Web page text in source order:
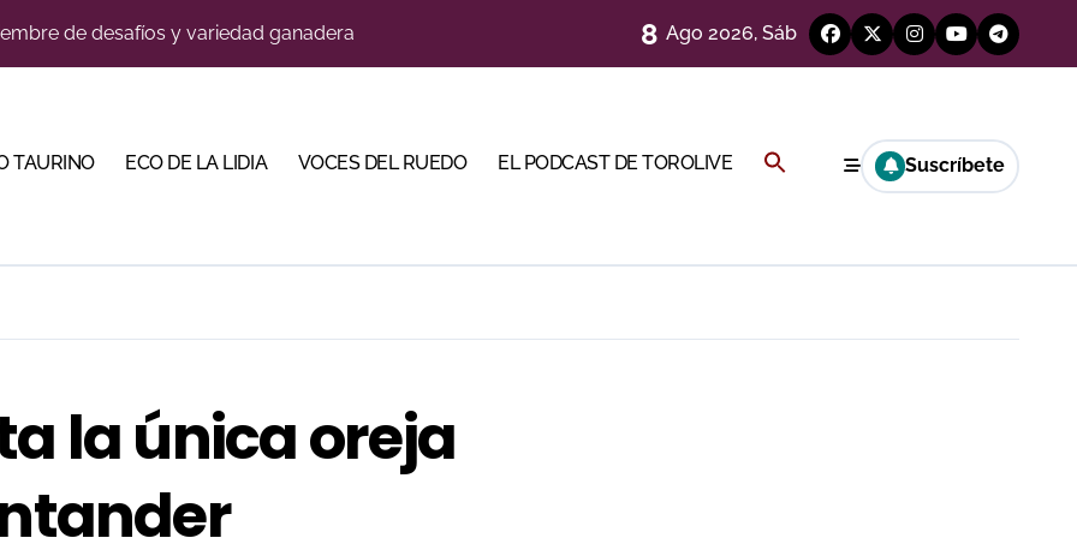
con alicientes y marcado acento torista 8 Ago 2026, Sáb
TAURINO ECO DE LA LIDIA VOCES DEL RUEDO EL PODCAST DE TOROLIVE Buscar: Suscríbete
la única oreja